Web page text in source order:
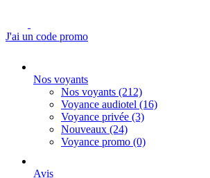
J'ai un code promo
Nos voyants
Nos voyants (212)
Voyance audiotel (16)
Voyance privée (3)
Nouveaux (24)
Voyance promo (0)
Avis